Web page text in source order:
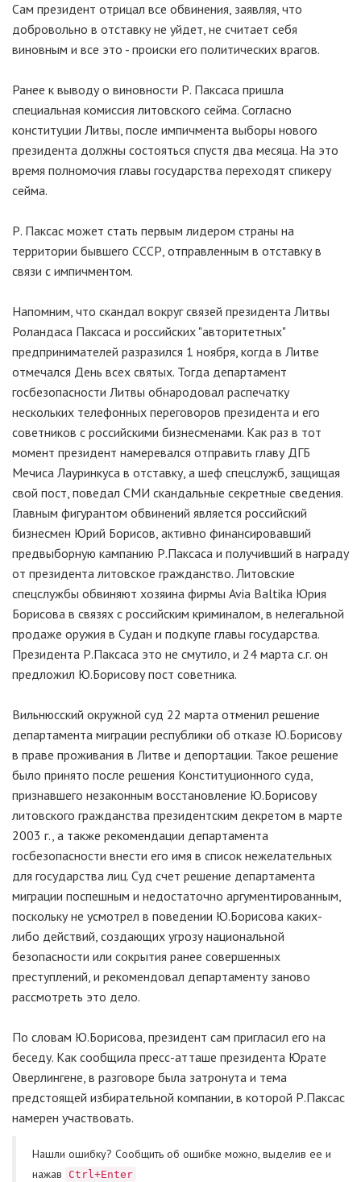
Сам президент отрицал все обвинения, заявляя, что
добровольно в отставку не уйдет, не считает себя
виновным и все это - происки его политических врагов.
Ранее к выводу о виновности Р. Паксаса пришла
специальная комиссия литовского сейма. Согласно
конституции Литвы, после импичмента выборы нового
президента должны состояться спустя два месяца. На это
время полномочия главы государства переходят спикеру
сейма.
Р. Паксас может стать первым лидером страны на
территории бывшего СССР, отправленным в отставку в
связи с импичментом.
Напомним, что скандал вокруг связей президента Литвы
Роландаса Паксаса и российских "авторитетных"
предпринимателей разразился 1 ноября, когда в Литве
отмечался День всех святых. Тогда департамент
госбезопасности Литвы обнародовал распечатку
нескольких телефонных переговоров президента и его
советников с российскими бизнесменами. Как раз в тот
момент президент намеревался отправить главу ДГБ
Мечиса Лауринкуса в отставку, а шеф спецслужб, защищая
свой пост, поведал СМИ скандальные секретные сведения.
Главным фигурантом обвинений является российский
бизнесмен Юрий Борисов, активно финансировавший
предвыборную кампанию Р.Паксаса и получивший в награду
от президента литовское гражданство. Литовские
спецслужбы обвиняют хозяина фирмы Avia Baltika Юрия
Борисова в связях с российским криминалом, в нелегальной
продаже оружия в Судан и подкупе главы государства.
Президента Р.Паксаса это не смутило, и 24 марта с.г. он
предложил Ю.Борисову пост советника.
Вильнюсский окружной суд 22 марта отменил решение
департамента миграции республики об отказе Ю.Борисову
в праве проживания в Литве и депортации. Такое решение
было принято после решения Конституционного суда,
признавшего незаконным восстановление Ю.Борисову
литовского гражданства президентским декретом в марте
2003 г., а также рекомендации департамента
госбезопасности внести его имя в список нежелательных
для государства лиц. Суд счет решение департамента
миграции поспешным и недостаточно аргументированным,
поскольку не усмотрел в поведении Ю.Борисова каких-
либо действий, создающих угрозу национальной
безопасности или сокрытия ранее совершенных
преступлений, и рекомендовал департаменту заново
рассмотреть это дело.
По словам Ю.Борисова, президент сам пригласил его на
беседу. Как сообщила пресс-атташе президента Юрате
Оверлингене, в разговоре была затронута и тема
предстоящей избирательной компании, в которой Р.Паксас
намерен участвовать.
Нашли ошибку? Cообщить об ошибке можно, выделив ее и
нажав
Ctrl+Enter